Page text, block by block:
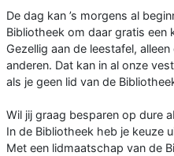
De dag kan ’s morgens al
Bibliotheek om daar gratis een
Gezellig aan de leestafel,
anderen. Dat kan in al onze
als je geen lid van de
Wil jij graag besparen op dure
In de Bibliotheek heb je keuze
Met een lidmaatschap van de